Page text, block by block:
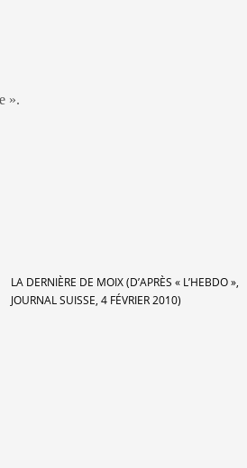
».
LA DERNIÈRE DE MOIX (D’APRÈS « L’HEBDO »,
JOURNAL SUISSE, 4 FÉVRIER 2010)